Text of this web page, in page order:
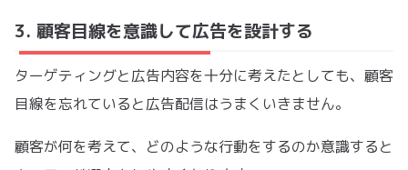
3. 顧客目線を意識して広告を設計する
ターゲティングと広告内容を十分に考えたとしても、顧客
目線を忘れていると広告配信はうまくいきません。
顧客が何を考えて、どのような行動をするのか意識すると